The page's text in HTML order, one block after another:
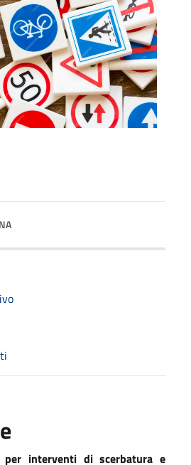
per interventi di scerbatura e